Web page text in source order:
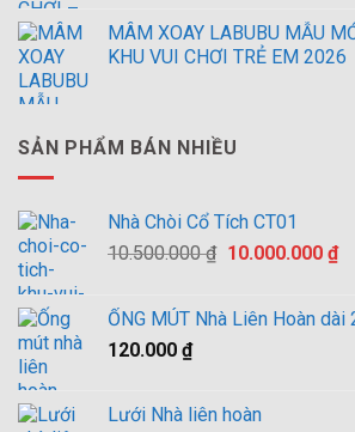
MÂM XOAY LABUBU MẪU
KHU VUI CHƠI TRẺ EM 2026
SẢN PHẨM BÁN NHIỀU
Nhà Chòi Cổ Tích CT01
10.500.000₫ Giá
10.500.000 ₫.
10.000.000 ₫Giá
là:
ỐNG MÚT Nhà Liên Hoàn dài
120.000 ₫
Lưới Nhà liên hoàn